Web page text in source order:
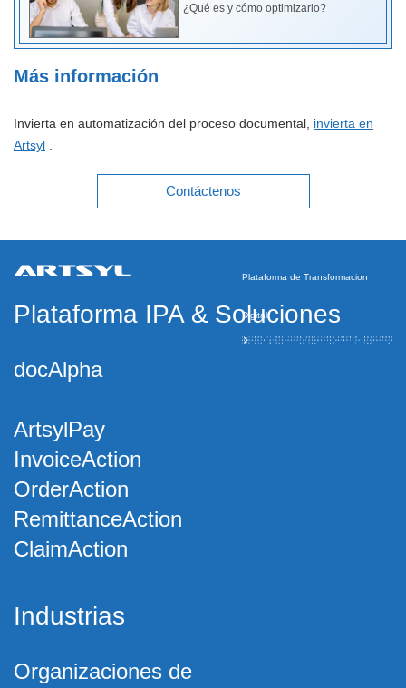
¿Qué es y cómo optimizarlo?
Más información
Invierta en automatización del proceso documental, invierta en
Artsyl
Contáctenos
Plataforma de Transformacion
Digital
Plataforma IPA & Soluciones
docAlpha
ArtsylPay
InvoiceAction
OrderAction
RemittanceAction
ClaimAction
Industrias
Organizaciones de